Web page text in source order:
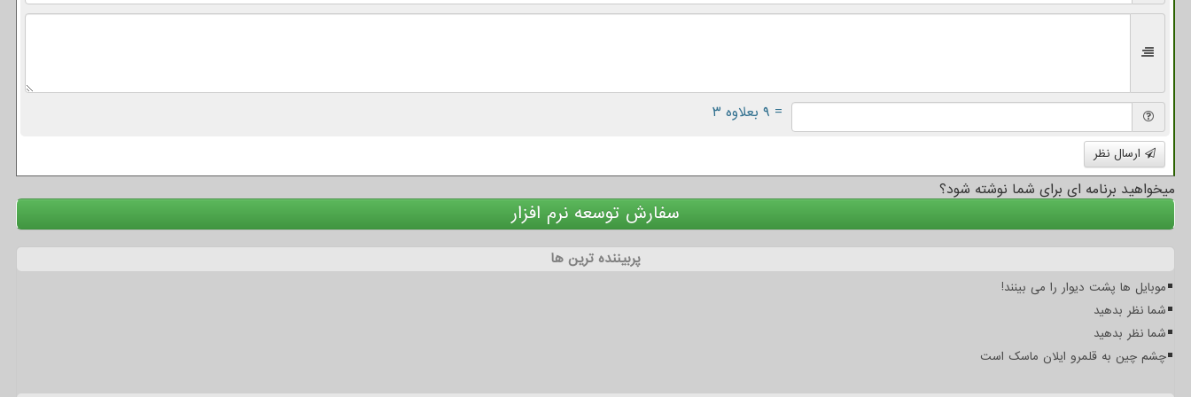
= ۹ بعلاوه ۳
ارسال نظر
میخواهید برنامه ای برای شما نوشته شود؟
سفارش توسعه نرم افزار
پربیننده ترین ها
موبایل ها پشت دیوار را می بینند!
شما نظر بدهید
شما نظر بدهید
چشم چین به قلمرو ایلان ماسک است